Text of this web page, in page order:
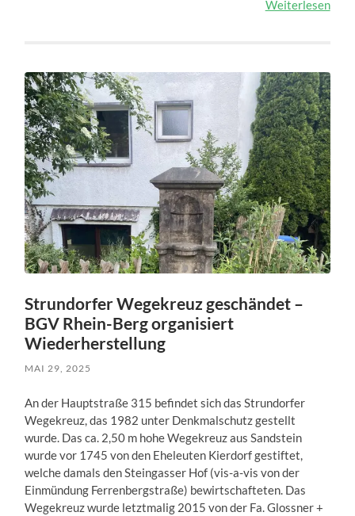
Weiterlesen
Strundorfer Wegekreuz geschändet –
BGV Rhein-Berg organisiert
Wiederherstellung
MAI 29, 2025
An der Hauptstraße 315 befindet sich das Strundorfer
Wegekreuz, das 1982 unter Denkmalschutz gestellt
wurde. Das ca. 2,50 m hohe Wegekreuz aus Sandstein
wurde vor 1745 von den Eheleuten Kierdorf gestiftet,
welche damals den Steingasser Hof (vis-a-vis von der
Einmündung Ferrenbergstraße) bewirtschafteten. Das
Wegekreuz wurde letztmalig 2015 von der Fa. Glossner +